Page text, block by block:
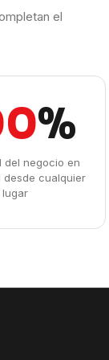
el
%
del negocio en
desde cualquier
lugar